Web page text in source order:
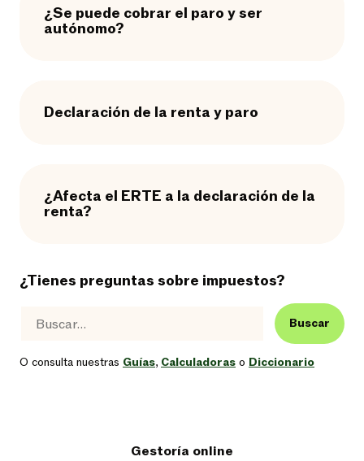
¿Se puede cobrar el paro y ser
autónomo?
Declaración de la renta y paro
¿Afecta el ERTE a la declaración de la
renta?
¿Tienes preguntas sobre impuestos?
Buscar
O consulta nuestras Guías, Calculadoras o Diccionario
Gestoría online